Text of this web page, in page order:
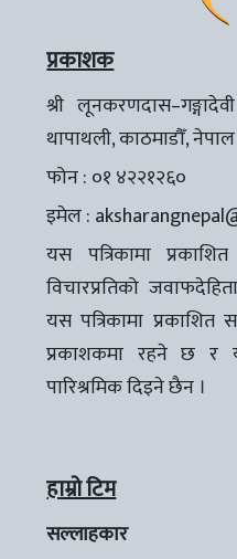
प्रकाशक
श्री
थापाथली, काठमाडौँ, नेपाल
फोन : ०१ ४२२१२६०
इमेल :
यस पत्रिकामा
विचारप्रतिको
यस पत्रिकामा प्रकाशित
प्रकाशकमा रहने छ र
पारिश्रमिक दिइने छैन ।
हाम्रो टिम
सल्लाहकार